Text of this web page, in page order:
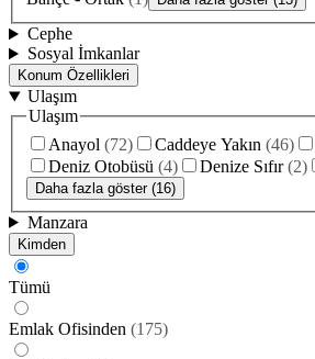
Cephe
Sosyal İmkanlar
Konum Özellikleri
Ulaşım
Ulaşım
Anayol (72) Caddeye Yakın (46)
Deniz Otobüsü (4) Denize Sıfır (2)
Daha fazla göster (16)
Manzara
Kimden
Tümü
Emlak Ofisinden (175)